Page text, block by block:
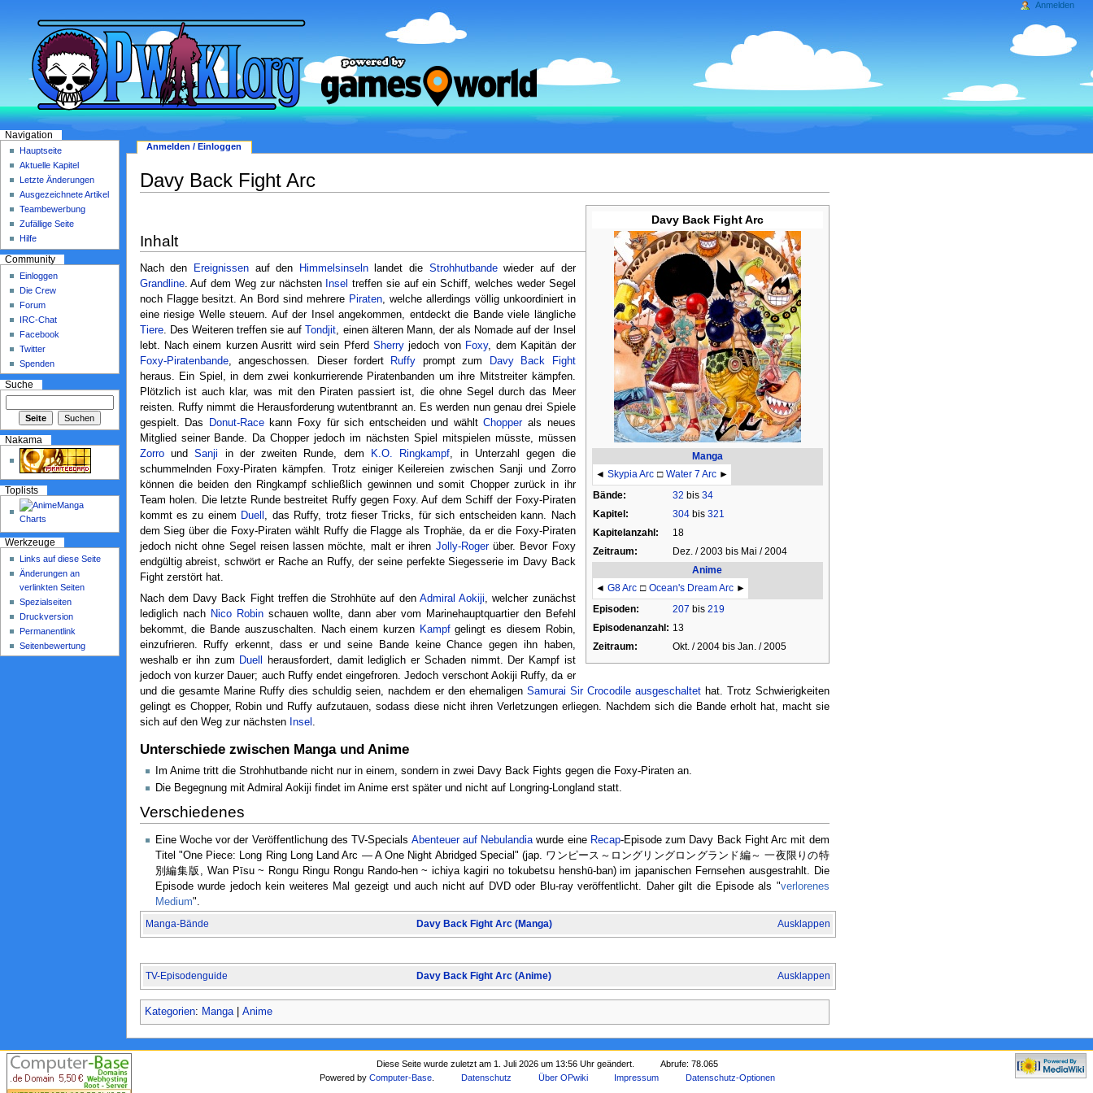
Davy Back Fight Arc
Davy Back Fight Arc
Manga
◄ Skypia Arc □ Water 7 Arc►
Bände:
32 bis 34
Kapitel:
304bis 321
Kapitelanzahl:
18
Zeitraum:
Dez. / 2003 bis Mai / 2004
Anime
◄ G8 Arc □ Ocean's Dream Arc►
Episoden:
207 bis 219
Episodenanzahl: 13
Zeitraum:
Okt. / 2004 bis Jan. / 2005
Inhalt
Nach den Ereignissenauf den Himmelsinselnlandet die Strohhutbandewieder auf der
Grandline. Auf dem Weg zur nächsten Insel treffen sie auf ein Schiff, welches weder Segel
noch Flagge besitzt. An Bord sind mehrere Piraten, welche allerdings völlig unkoordiniert in
eine riesige Welle steuern. Auf der Insel angekommen, entdeckt die Bande viele längliche
Tiere. Des Weiteren treffen sie auf Tondjit, einen älteren Mann, der als Nomade auf der Insel
lebt. Nach einem kurzen Ausritt wird sein PferdSherry jedoch von Foxy, dem Kapitän der
Foxy-Piratenbande, angeschossen. Dieser fordert Ruffy prompt zum
Davy Back Fight
heraus. Ein Spiel, in dem zwei konkurrierende Piratenbanden um ihre Mitstreiter kämpfen.
Plötzlich ist auch klar, was mit den Piraten passiert ist, die ohne Segel durch das Meer
reisten. Ruffy nimmt die Herausforderung wutentbrannt an. Es werden nun genau drei Spiele
gespielt. Das
Donut-Racekann Foxy für sich entscheiden und wähltChopperals neues
Mitglied seiner Bande. Da Chopper jedoch im nächsten Spiel mitspielen müsste, müssen
ZorroundSanji in der zweiten Runde, dem K.O. Ringkampf, in Unterzahl gegen die
schummelnden Foxy-Piraten kämpfen. Trotz einiger Keilereien zwischen Sanji und Zorro
können die beiden den Ringkampf schließlich gewinnen und somit Chopper zurück in ihr
Team holen. Die letzte Runde bestreitet Ruffy gegen Foxy. Auf dem Schiff der Foxy-Piraten
kommt es zu einem Duell , das Ruffy, trotz fieser Tricks, für sich entscheiden kann. Nach
dem Sieg über die Foxy-Piraten wählt Ruffy die Flagge als Trophäe, da er die Foxy-Piraten
jedoch nicht ohne Segel reisen lassen möchte, malt er ihren Jolly-Rogerüber. Bevor Foxy
endgültig abreist, schwört er Rache an Ruffy, der seine perfekte Siegesserie im Davy Back
Fight zerstört hat.
Nach dem Davy Back Fight treffen die Strohhüte auf den Admiral Aokiji , welcher zunächst
lediglich nach Nico Robinschauen wollte, dann aber vom Marinehauptquartier den Befehl
bekommt, die Bande auszuschalten. Nach einem kurzen Kampfgelingt es diesem Robin,
einzufrieren. Ruffy erkennt, dass er und seine Bande keine Chance gegen ihn haben,
weshalb er ihn zum Duell
herausfordert, damit lediglich er Schaden nimmt. Der Kampf ist
jedoch von kurzer Dauer; auch Ruffy endet eingefroren. Jedoch verschont Aokiji Ruffy, da er
und die gesamte Marine Ruffy dies schuldig seien, nachdem er den ehemaligen Samurai Sir Crocodile ausgeschaltethat. Trotz Schwierigkeiten
gelingt es Chopper, Robin und Ruffy aufzutauen, sodass diese nicht ihren Verletzungen erliegen. Nachdem sich die Bande erholt hat, macht sie
sich auf den Weg zur nächsten Insel
Unterschiede zwischen Manga und Anime
Im Anime tritt die Strohhutbande nicht nur in einem, sondern in zwei Davy Back Fights gegen die Foxy-Piraten an.
Die Begegnung mit Admiral Aokiji findet im Anime erst später und nicht auf Longring-Longland statt.
Verschiedenes
Eine Woche vor der Veröffentlichung des TV-Specials Abenteuer auf Nebulandiawurde eine Recap-Episode zum Davy Back Fight Arc mit dem
Titel "One Piece: Long Ring Long Land Arc — A One Night Abridged Special" (jap. ワンピース～ロングリングロングランド編～ 一夜限りの特
別編集版, Wan Pīsu ~ Rongu Ringu Rongu Rando-hen ~ ichiya kagiri no tokubetsu henshū-ban) im japanischen Fernsehen ausgestrahlt. Die
Episode wurde jedoch kein weiteres Mal gezeigt und auch nicht auf DVD oder Blu-ray veröffentlicht. Daher gilt die Episode als "verlorenes
Medium".
Manga-Bände
Davy Back Fight Arc (Manga) Ausklappen
TV-Episodenguide Davy Back Fight Arc (Anime) Ausklappen
Kategorien: Manga| Anime
Anmelden / Einloggen
Anmelden
Navigation
Hauptseite
Aktuelle Kapitel
Letzte Änderungen
Ausgezeichnete Artikel
Teambewerbung
Zufällige Seite
Hilfe
Community
Einloggen
Die Crew
Forum
IRC-Chat
Facebook
Twitter
Spenden
Suche
Nakama
Toplists
Werkzeuge
Links auf diese Seite
Änderungen an
verlinkten Seiten
Spezialseiten
Druckversion
Permanentlink
Seitenbewertung
Diese Seite wurde zuletzt am 1. Juli 2026 um 13:56 Uhr geändert.
Abrufe: 78.065
Powered byComputer-Base Datenschutz Über OPwiki Impressum Datenschutz-Optionen